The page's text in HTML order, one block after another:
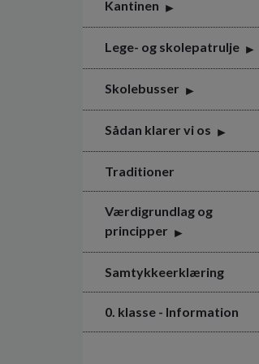
Kantinen
Lege- og skolepatrulje
Skolebusser
Sådan klarer vi os
Traditioner
Værdigrundlag og
principper
Samtykkeerklæring
0. klasse - Information